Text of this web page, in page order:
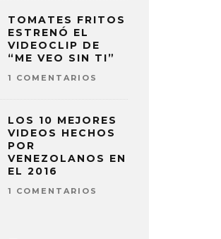
TOMATES FRITOS
ESTRENÓ EL
VIDEOCLIP DE
“ME VEO SIN TI”
1 COMENTARIOS
LOS 10 MEJORES
VIDEOS HECHOS
POR
VENEZOLANOS EN
EL 2016
1 COMENTARIOS